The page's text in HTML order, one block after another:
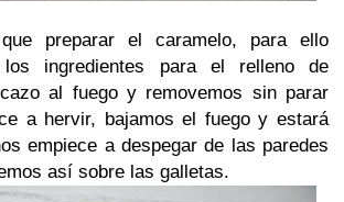
preparar el caramelo, para ello
los ingredientes para el relleno de
al fuego y removemos sin parar
a hervir, bajamos el fuego y estará
empiece a despegar de las paredes
así sobre las galletas.